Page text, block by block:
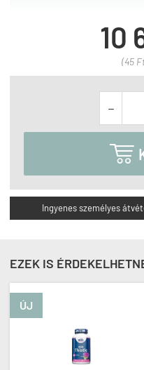
10
(45


Ingyenes személyes
EZEK IS
ÚJ